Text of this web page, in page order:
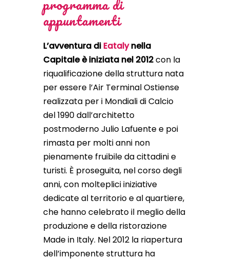
programma di
appuntamenti
L’avventura di Eatalynella
Capitale è iniziata nel 2012con la
riqualificazione della struttura nata
per essere l’Air Terminal Ostiense
realizzata per i Mondiali di Calcio
del 1990 dall’architetto
postmoderno Julio Lafuente e poi
rimasta per molti anni non
pienamente fruibile da cittadini e
turisti. È proseguita, nel corso degli
anni, con molteplici iniziative
dedicate al territorio e al quartiere,
che hanno celebrato il meglio della
produzione e della ristorazione
Made in Italy. Nel 2012 la riapertura
dell’imponente struttura ha